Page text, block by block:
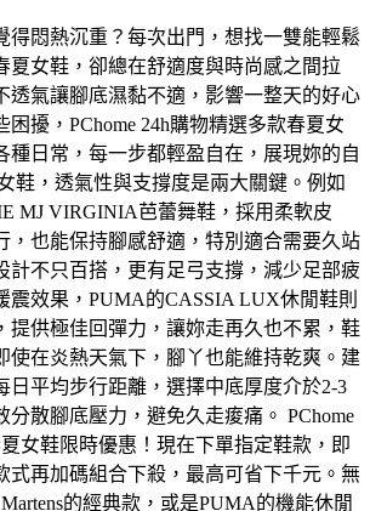
得悶熱沉重？每次出門，想找一雙能輕鬆
夏女鞋，卻總在舒適度與時尚感之間拉
透氣讓腳底濕黏不適，影響一整天的好心
擾，PChome 24h購物精選多款春夏女
種日常，每一步都輕盈自在，展現妳的自
鞋，透氣性與支撐度是兩大關鍵。例如
MJ VIRGINIA芭蕾舞鞋，採用柔軟皮
，也能保持腳感舒適，特別適合需要久站
計不只百搭，更有足弓支撐，減少足部疲
震效果，PUMA的CASSIA LUX休閒鞋則
提供極佳回彈力，讓妳走再久也不累，鞋
使在炎熱天氣下，腳丫也能維持乾爽。建
日平均步行距離，選擇中底厚度介於2-3
分散腳底壓力，避免久走痠痛。 PChome
女鞋限時優惠！現在下單指定鞋款，即
式再加碼組合下殺，最高可省下千元。無
的經典款，或是PUMA的機能休閒